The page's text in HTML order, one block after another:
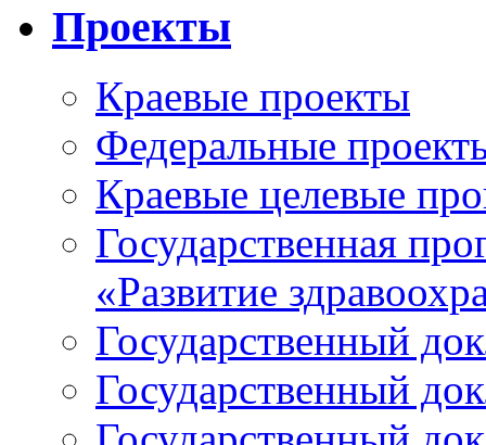
Проекты
Краевые проекты
Федеральные
Краевые целевые
Государственная
«Развитие
Государственный
Государственный